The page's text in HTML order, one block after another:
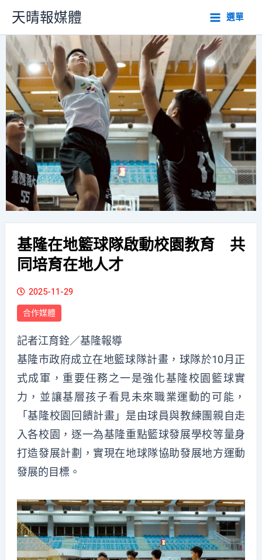
主
內
天晴報媒體 選單
基隆在地籃球隊啟動校園教育 共
同培育在地人才
2025-11-29
合作媒體
記者江育銓／基隆報導
基隆市政府成立在地籃球隊計畫，球隊於10月正
式成軍，重要任務之一是強化基隆校園籃球實
力，並讓基層孩子看見未來職業運動的可能，
「基隆校園回饋計畫」是由球員與教練團親自走
入各校園，逐一為基隆重點籃球發展學校等量身
打造發展計劃，實現在地球隊協助發展地方運動
發展的目標。